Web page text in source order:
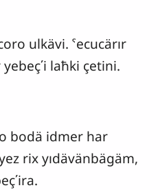
ulkävi. ˁecucärır
laħki çetini.
bodä idmer har
rix yıdävänbägäm,